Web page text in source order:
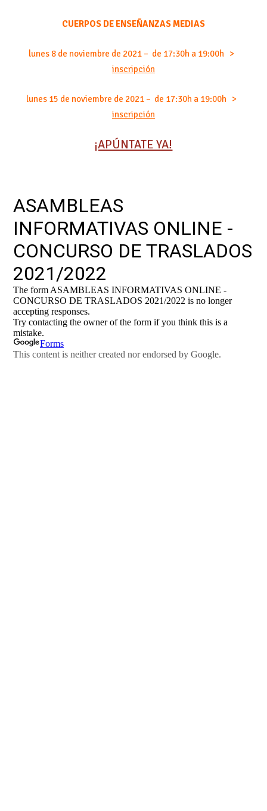
CUERPOS DE ENSEÑANZAS MEDIAS
lunes 8 de noviembre de 2021 – de 17:30h a 19:00h >
inscripción
lunes 15 de noviembre de 2021 – de 17:30h a 19:00h >
inscripción
¡APÚNTATE YA!